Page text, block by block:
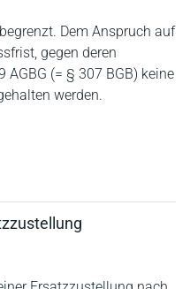
Dem Anspruch auf
gegen deren
(= § 307 BGB) keine
werden.